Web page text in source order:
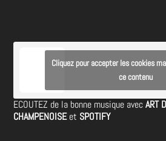
Cliquez pour accepter les cookies
ce contenu
ECOUTEZ de la bonne musique avecART
CHAMPENOISEet SPOTIFY